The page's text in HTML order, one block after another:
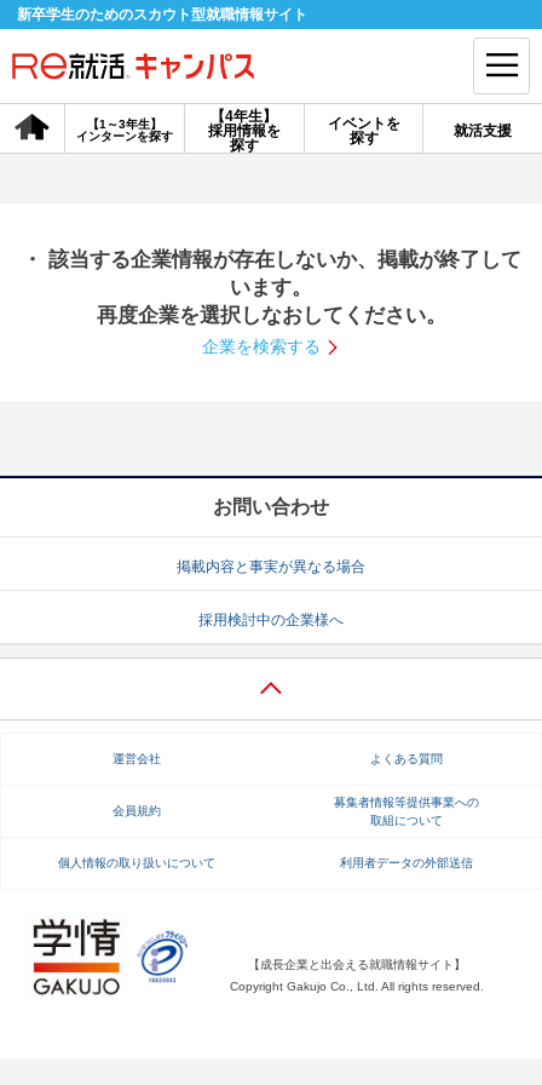
新卒学生のためのスカウト型就職情報サイト
【4年生】
採用情報を
探す
【1～3年生】
インターンを探す
イベントを
探す
就活支援
会員登録 ログイン
探す
【4年生】
説明会を探す
就活ノウハウ・サポート
就活ノウハウが満載！ お役立ち記事・相談室など
就活ニュースペーパー よくある質問
不明点があればこちら
・ 該当する企業情報が存在しないか、掲載が終了して
います。
再度企業を選択しなおしてください。
企業を検索する
お問い合わせ
掲載内容と事実が異なる場合
採用検討中の企業様へ
運営会社 よくある質問
会員規約
募集者情報等提供事業への
取組について
個人情報の取り扱いについて 利用者データの外部送信
【成長企業と出会える就職情報サイト】
Copyright Gakujo Co., Ltd. All rights reserved.